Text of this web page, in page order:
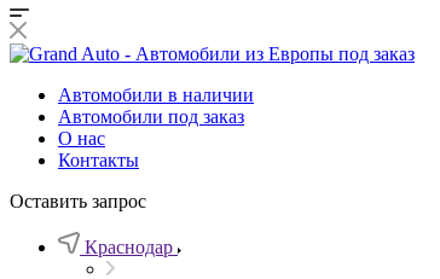
Автомобили в наличии
Автомобили под заказ
О нас
Контакты
Оставить запрос
Краснодар